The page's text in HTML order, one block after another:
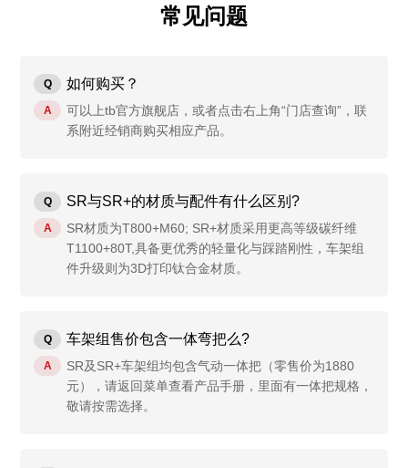
常见问题
Q 如何购买？
A
可以上tb官方旗舰店，或者点击右上角“门店查询”，联
系附近经销商购买相应产品。
Q SR与SR+的材质与配件有什么区别?
A
SR材质为T800+M60; SR+材质采用更高等级碳纤维
T1100+80T,具备更优秀的轻量化与踩踏刚性，车架组
件升级则为3D打印钛合金材质。
Q 车架组售价包含一体弯把么?
A
SR及SR+车架组均包含气动一体把（零售价为1880
元），请返回菜单查看产品手册，里面有一体把规格，
敬请按需选择。